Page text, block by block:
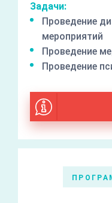
Задачи:
Проведение
мероприятий
Проведение
Проведение